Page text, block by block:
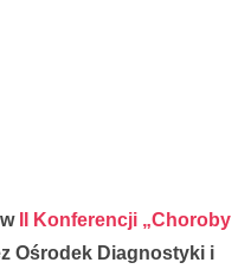
II Konferencji „Choroby
Ośrodek Diagnostyki i